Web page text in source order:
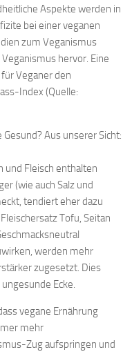
Aspekte werden in
bei einer veganen
zum Veganismus
hervor. Eine
Veganer den
Index (Quelle:
Aus unserer Sicht:
und Fleisch enthalten
(wie auch Salz und
tendiert eher dazu
Tofu, Seitan
werden mehr
zugesetzt. Dies
Ecke.
vegane Ernährung
mehr
Zug aufspringen und